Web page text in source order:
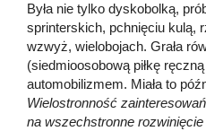
Była nie tylko dyskobolką,
sprinterskich, pchnięciu kulą,
wzwyż, wielobojach. Grała
(siedmioosobową piłkę
automobilizmem. Miała to
Wielostronność
na wszechstronne